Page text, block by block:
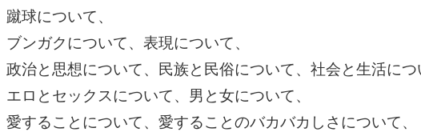
蹴球について、
ブンガクについて、表現について、
政治と思想について、民族と民俗について、社会と生活につ
エロとセックスについて、男と女について、
愛することについて、愛することのバカバカしさについて、